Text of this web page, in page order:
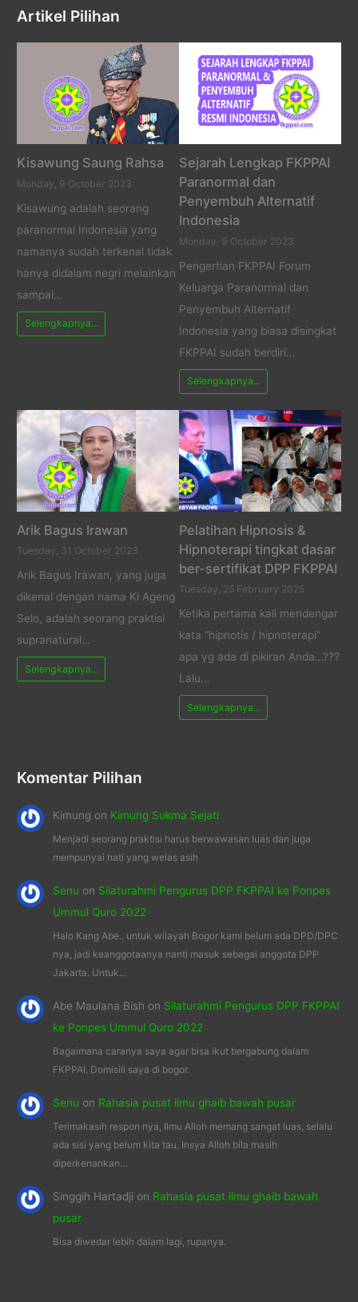
Artikel Pilihan
Kisawung Saung Rahsa
Monday, 9 October 2023
Kisawung adalah seorang
paranormal Indonesia yang
namanya sudah terkenal tidak
hanya didalam negri melainkan
sampai…
Selengkapnya...
Sejarah Lengkap FKPPAI
Paranormal dan
Penyembuh Alternatif
Indonesia
Monday, 9 October 2023
Pengertian FKPPAI Forum
Keluarga Paranormal dan
Penyembuh Alternatif
Indonesia yang biasa disingkat
FKPPAI sudah berdiri…
Selengkapnya...
Arik Bagus Irawan
Tuesday, 31 October 2023
Arik Bagus Irawan, yang juga
dikenal dengan nama Ki Ageng
Selo, adalah seorang praktisi
supranatural…
Selengkapnya...
Pelatihan Hipnosis &
Hipnoterapi tingkat dasar
ber-sertifikat DPP FKPPAI
Tuesday, 25 February 2025
Ketika pertama kali mendengar
kata “hipnotis / hipnoterapi”
apa yg ada di pikiran Anda…???
Lalu…
Selengkapnya...
Komentar Pilihan
Kimung on Kimung Sukma Sejati
Menjadi seorang praktisi harus berwawasan luas dan juga
mempunyai hati yang welas asih
Senu on Silaturahmi Pengurus DPP FKPPAI ke Ponpes
Ummul Quro 2022
Halo Kang Abe.. untuk wilayah Bogor kami belum ada DPD/DPC
nya, jadi keanggotaanya nanti masuk sebagai anggota DPP
Jakarta. Untuk…
Abe Maulana Bish on Silaturahmi Pengurus DPP FKPPAI
ke Ponpes Ummul Quro 2022
Bagaimana caranya saya agar bisa ikut bergabung dalam
FKPPAI. Domisili saya di bogor.
Senu on Rahasia pusat ilmu ghaib bawah pusar
Terimakasih respon nya, Ilmu Alloh memang sangat luas, selalu
ada sisi yang belum kita tau, Insya Alloh bila masih
diperkenankan…
Singgih Hartadjion Rahasia pusat ilmu ghaib bawah
pusar
Bisa diwedar lebih dalam lagi, rupanya.